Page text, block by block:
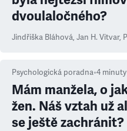
dvoulaločného?
Jindřiška Bláhová, Jan H. Vitvar,
Psychologická poradna•4 minuty
Mám manžela, o
žen. Náš vztah už
se ještě zachránit?